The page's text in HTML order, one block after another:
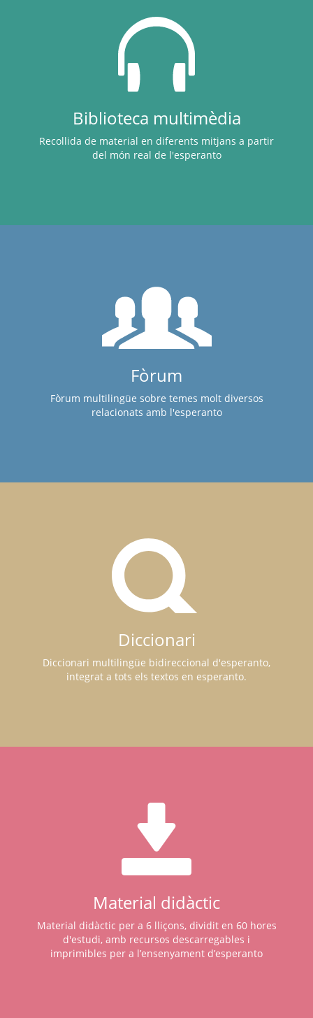
Biblioteca multimèdia
Recollida de material en diferents mitjans a partir
del món real de l'esperanto
Fòrum
Fòrum multilingüe sobre temes molt diversos
relacionats amb l'esperanto
Diccionari
Diccionari multilingüe bidireccional d'esperanto,
integrat a tots els textos en esperanto.
Material didàctic
Material didàctic per a 6 lliçons, dividit en 60 hores
d'estudi, amb recursos descarregables i
imprimibles per a l’ensenyament d’esperanto